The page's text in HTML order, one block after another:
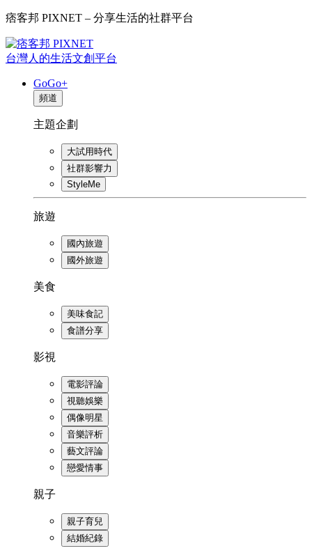
痞客邦 PIXNET – 分享生活的社群平台
台灣人的生活文創平台
GoGo+
頻道
主題企劃
大試用時代
社群影響力
StyleMe
旅遊
國內旅遊
國外旅遊
美食
美味食記
食譜分享
影視
電影評論
視聽娛樂
偶像明星
音樂評析
藝文評論
戀愛情事
親子
親子育兒
結婚紀錄